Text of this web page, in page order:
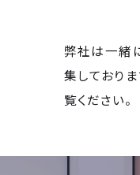
弊社は一緒
集しており
覧ください。